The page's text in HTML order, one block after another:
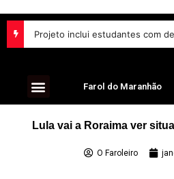
Farol do Maranhão
Lula vai a Roraima ver
O Faroleiro